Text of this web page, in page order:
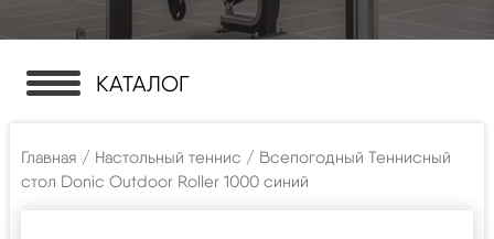
КАТАЛОГ
Главная / Настольный теннис / Всепогодный Теннисный
стол Donic Outdoor Roller 1000 синий